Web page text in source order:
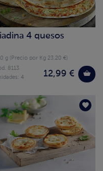
4 quesos
g (Precio por Kg 23.20 €)
12,99 €
8113
4